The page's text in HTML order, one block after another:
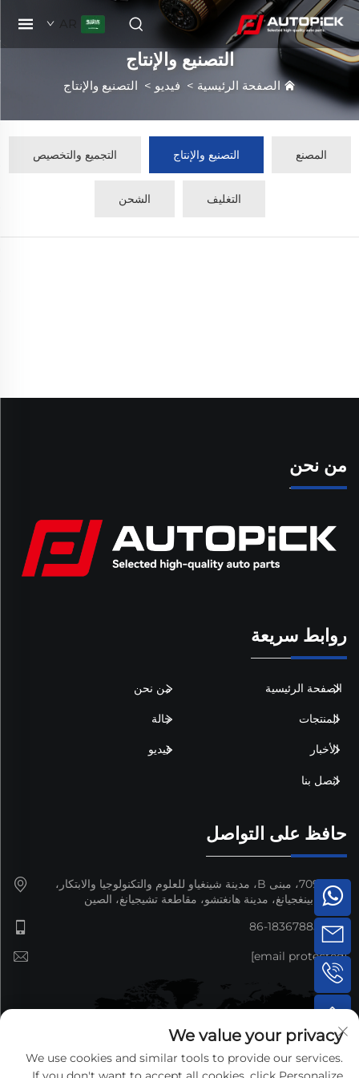
AR
التصنيع والإنتاج
الصفحة الرئيسية > فيديو > التصنيع والإنتاج
المصنع التصنيع والإنتاج التجميع والتخصيص
التغليف الشحن
من نحن
روابط سريعة
الصفحة الرئيسية من نحن
المنتجات حالة
الأخبار فيديو
اتصل بنا
حافظ على التواصل
غرفة 709، مبنى B، مدينة شينغياو للعلوم والتكنولوجيا والابتكار،
منطقة بينغجيانغ، مدينة هانغتشو، مقاطعة تشيجيانغ، الصين
+86-18367885692
[email protected]
We value your privacy
We use cookies and similar tools to provide our services.